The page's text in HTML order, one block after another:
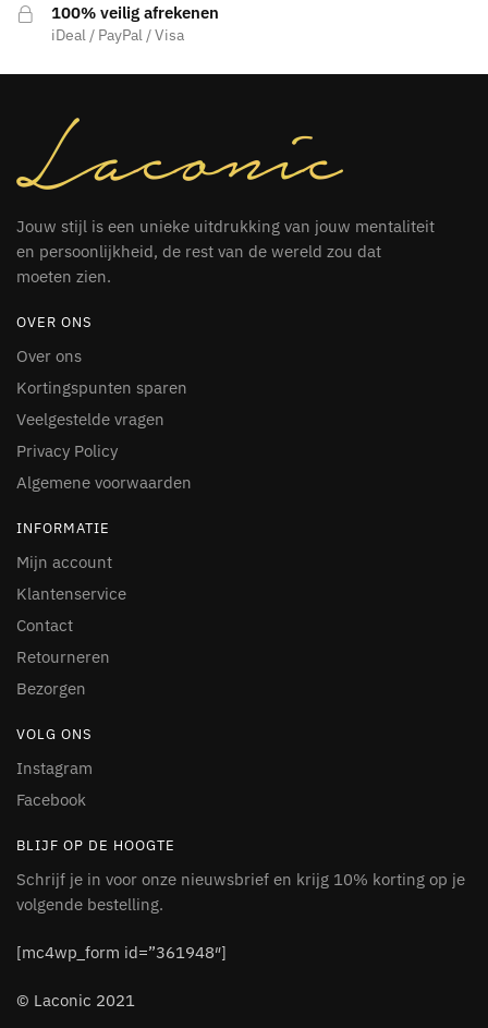
100% veilig afrekenen
iDeal / PayPal / Visa
Jouw stijl is een unieke uitdrukking van jouw mentaliteit
en persoonlijkheid, de rest van de wereld zou dat
moeten zien.
OVER ONS
Over ons
Kortingspunten sparen
Veelgestelde vragen
Privacy Policy
Algemene voorwaarden
INFORMATIE
Mijn account
Klantenservice
Contact
Retourneren
Bezorgen
VOLG ONS
Instagram
Facebook
BLIJF OP DE HOOGTE
Schrijf je in voor onze nieuwsbrief en krijg 10% korting op je
volgende bestelling.
[mc4wp_form id=”361948″]
© Laconic 2021